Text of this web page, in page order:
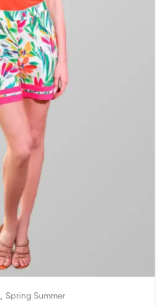
Spring Summer